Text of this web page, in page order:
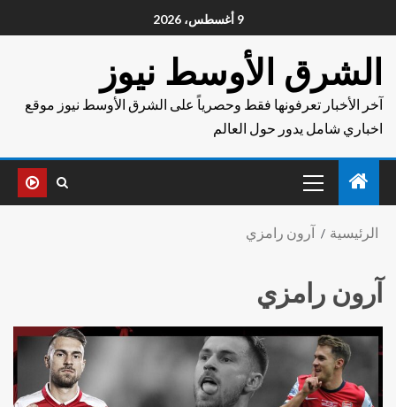
9 أغسطس، 2026
الشرق الأوسط نيوز
آخر الأخبار تعرفونها فقط وحصرياً على الشرق الأوسط نيوز موقع
اخباري شامل يدور حول العالم
الرئيسية آرون رامزي
آرون رامزي